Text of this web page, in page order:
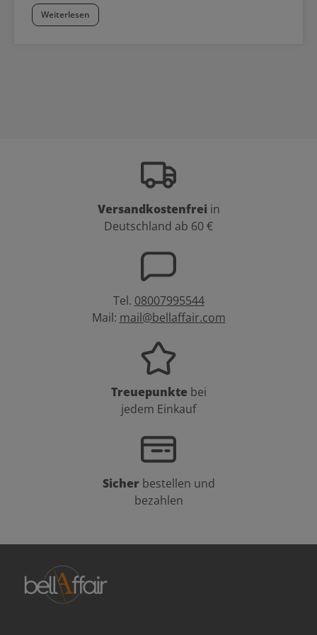
Weiterlesen
Versandkostenfrei in
Deutschland ab 60 €
Tel. 08007995544
Mail: mail@bellaffair.com
Treuepunkte bei
jedem Einkauf
Sicher bestellen und
bezahlen